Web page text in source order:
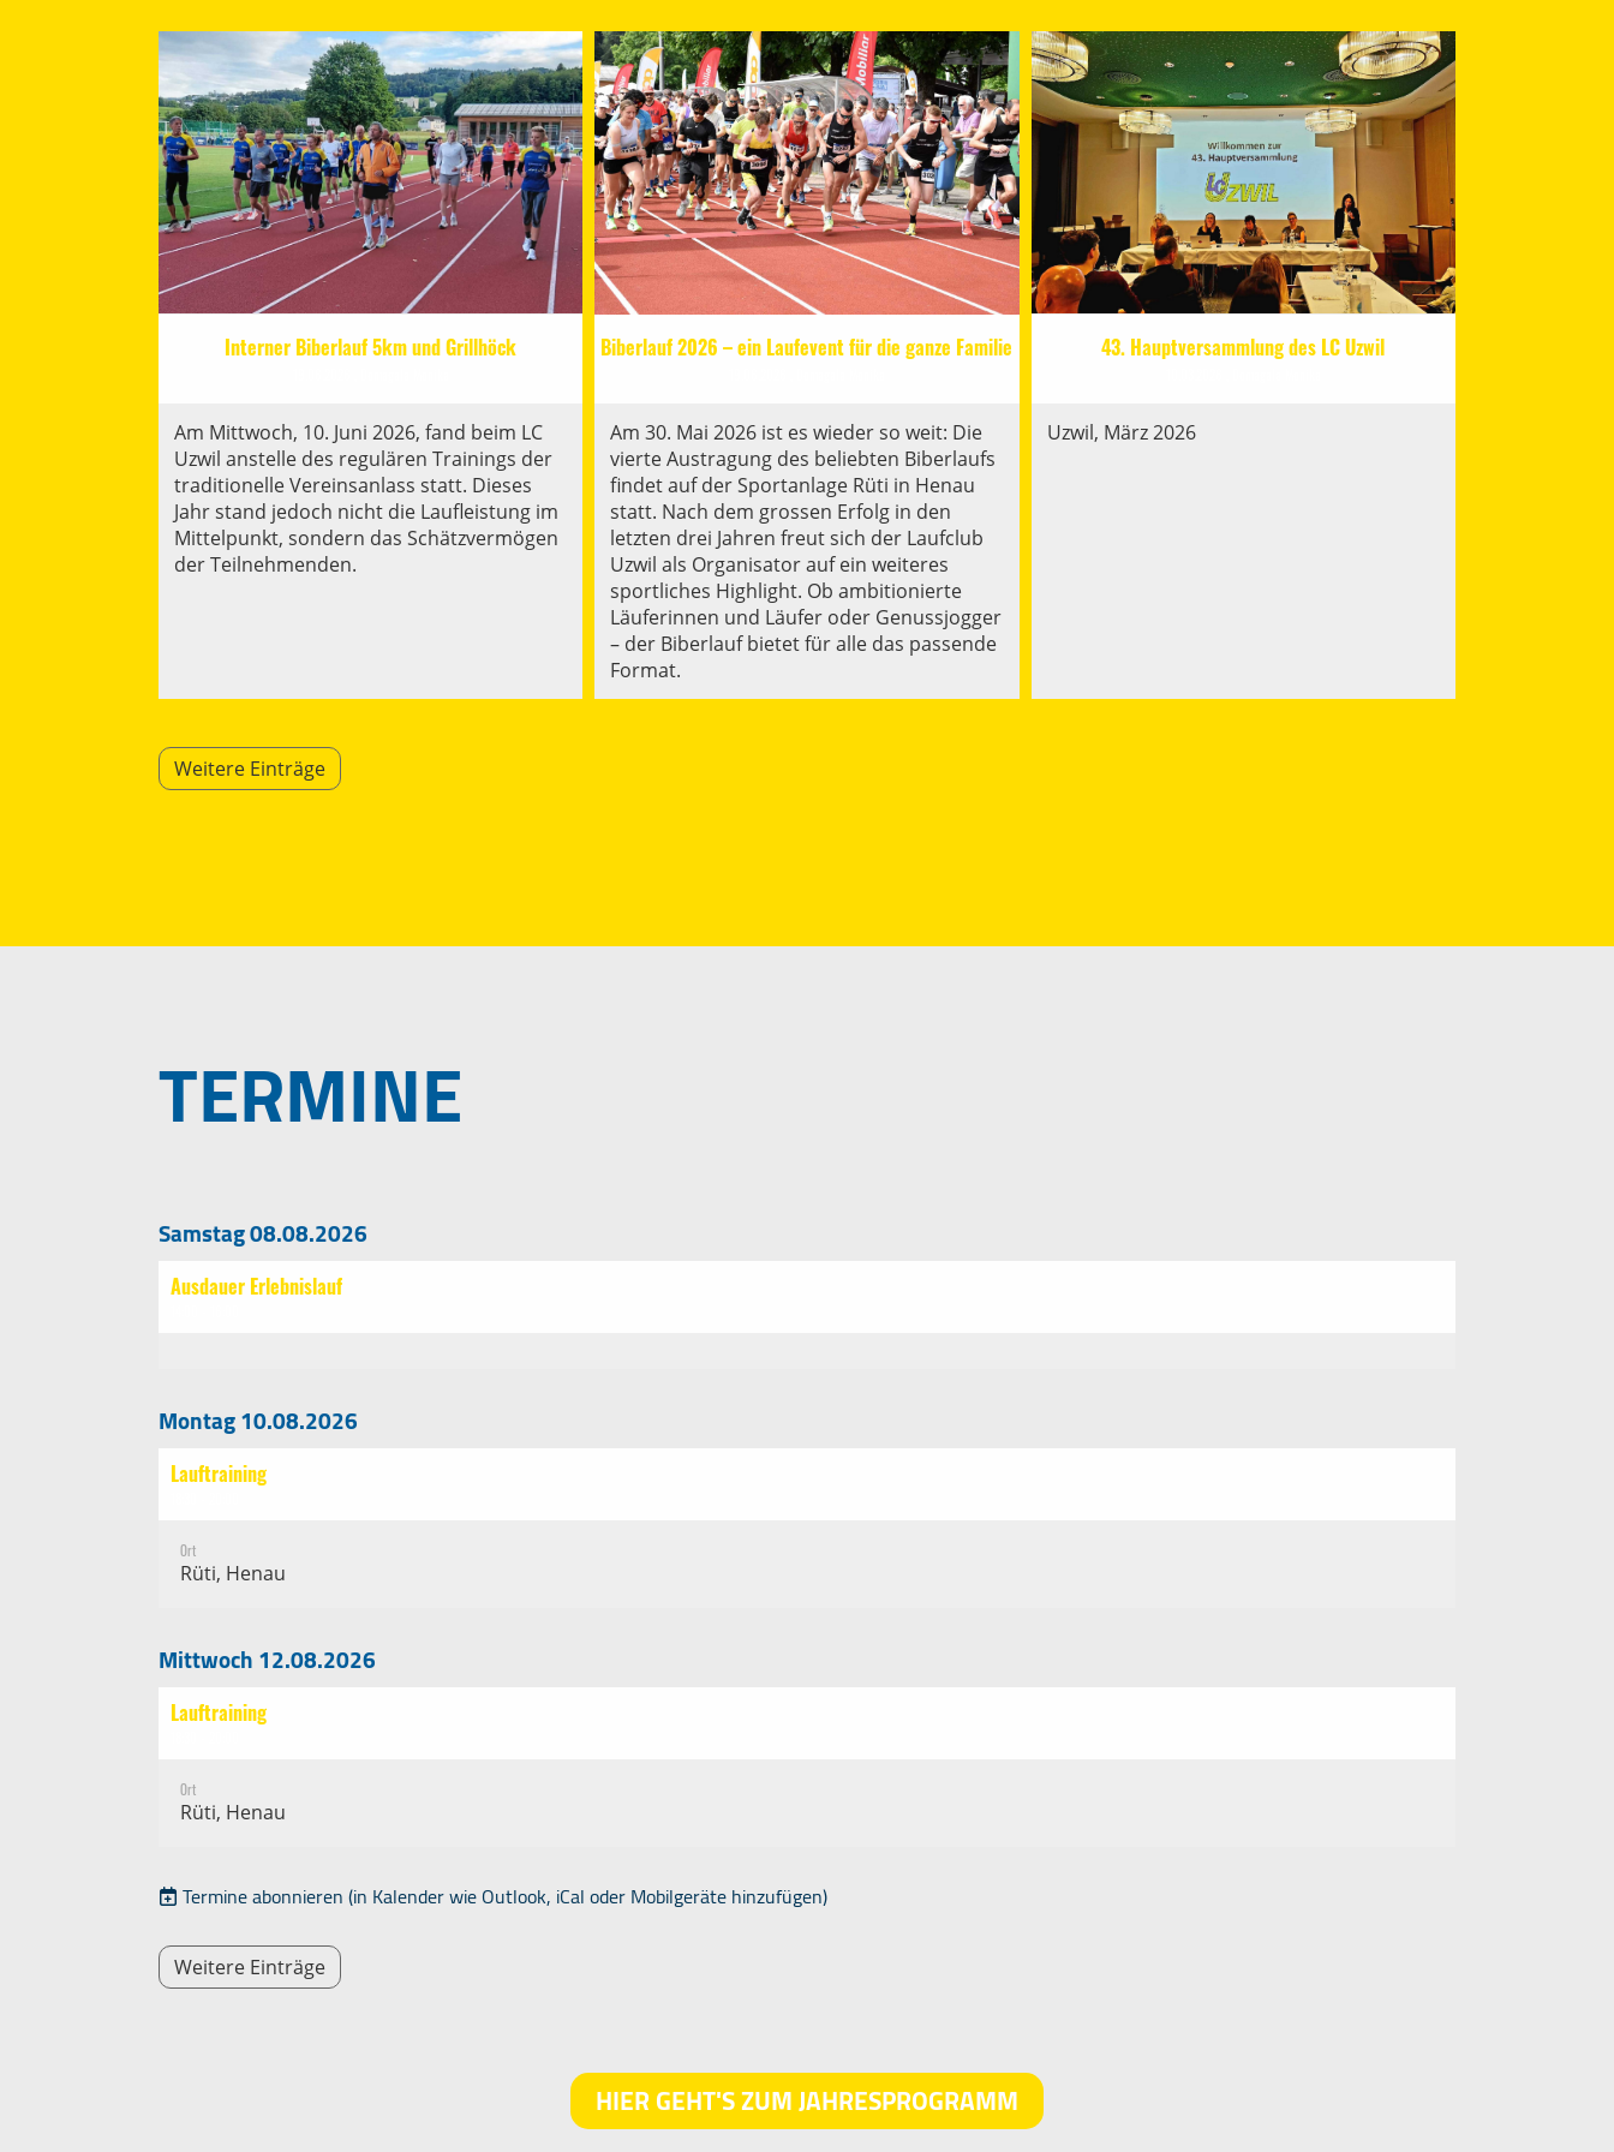
Interner Biberlauf 5km und Grillhöck
Am Mittwoch, 10. Juni 2026, fand beim LC
Uzwil anstelle des regulären Trainings der
traditionelle Vereinsanlass statt. Dieses
Jahr stand jedoch nicht die Laufleistung im
Mittelpunkt, sondern das Schätzvermögen
der Teilnehmenden.
Biberlauf 2026 – ein Laufevent für die ganze Familie
Am 30. Mai 2026 ist es wieder so weit: Die
vierte Austragung des beliebten Biberlaufs
findet auf der Sportanlage Rüti in Henau
statt. Nach dem grossen Erfolg in den
letzten drei Jahren freut sich der Laufclub
Uzwil als Organisator auf ein weiteres
sportliches Highlight. Ob ambitionierte
Läuferinnen und Läufer oder Genussjogger
– der Biberlauf bietet für alle das passende
Format.
43. Hauptversammlung des LC Uzwil
Uzwil, März 2026
Weitere Einträge
TERMINE
Samstag 08.08.2026
Ausdauer Erlebnislauf
Montag 10.08.2026
Lauftraining
Ort
Rüti, Henau
Mittwoch 12.08.2026
Lauftraining
Ort
Rüti, Henau
Termine abonnieren(in Kalender wie Outlook, iCal oder Mobilgeräte hinzufügen)
Weitere Einträge
HIER GEHT'S ZUM JAHRESPROGRAMM